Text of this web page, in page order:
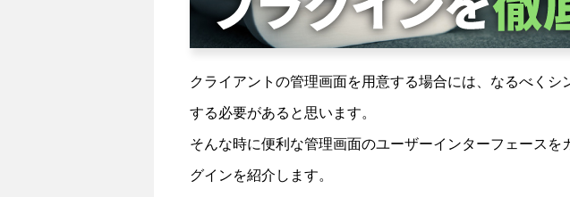
クライアントの管理画面を用意する場合には、なるべくシ
する必要があると思います。
そんな時に便利な管理画面のユーザーインターフェースを
グインを紹介します。